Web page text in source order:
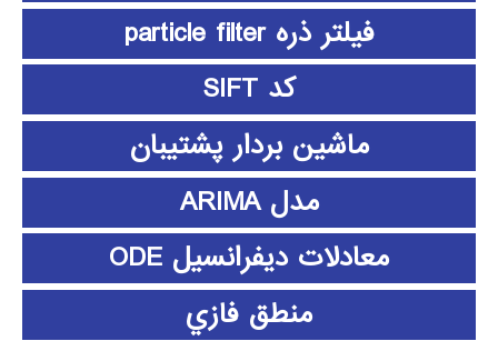
فیلتر ذره particle filter
کد SIFT
ماشین بردار پشتیبان
مدل ARIMA
معادلات دیفرانسیل ODE
منطق فازي